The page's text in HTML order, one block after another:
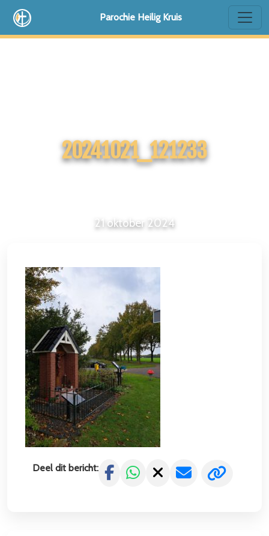
Parochie Heilig Kruis
Uitnodiging Basilica-avond 27 juli 2026 te Bolsward
22 juli 2026
LEES MEER
20241021_121233
21 oktober 2024
Deel dit bericht: